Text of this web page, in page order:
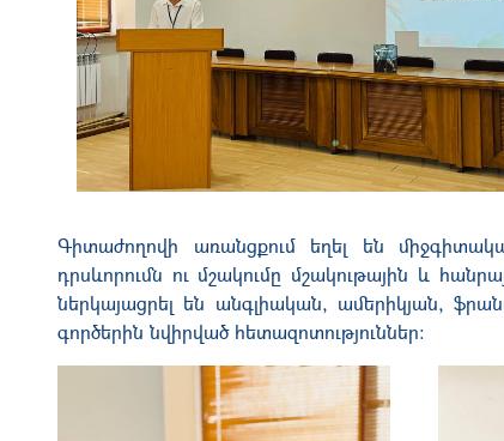
Գիտաժողովի առանցքում եղել են
դրսևորումն ու մշակումը մշակութային և
ներկայացրել են անգլիական, ամերիկյան,
գործերին նվիրված հետազոտություններ։